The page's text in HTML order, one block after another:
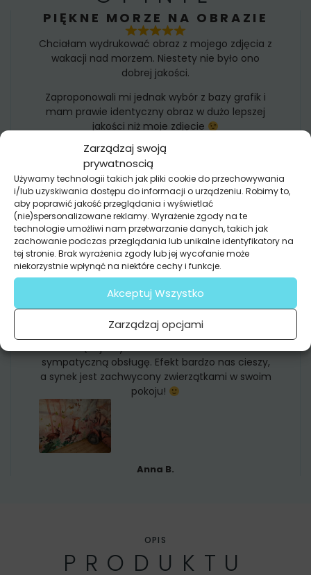
Zarządzaj swoją
prywatnoscią
Używamy technologii takich jak pliki cookie do przechowywania
i/lub uzyskiwania dostępu do informacji o urządzeniu. Robimy to,
aby poprawić jakość przeglądania i wyświetlać
(nie)spersonalizowane reklamy. Wyrażenie zgody na te
technologie umożliwi nam przetwarzanie danych, takich jak
zachowanie podczas przeglądania lub unikalne identyfikatory na
tej stronie. Brak wyrażenia zgody lub jej wycofanie może
niekorzystnie wpłynąć na niektóre cechy i funkcje.
Akceptuj Wszystko
Zarządzaj opcjami
PIĘKNE MORZE NA OBRAZIE
Chciałam wydrukować obraz z mojego zdjęcia z
wakacji nad morzem. Niestety nie było ono
dobrej jakości.
Zaproponowali mi jednak wybór z bazy grafik i
mam prawie identyczny obraz w dużo lepszej
jakości niż moje zdjęcie
FOTOTAPETA TO ŚWIETNE
ROZWIĄZANIE!
Mąż chciał tylko malować ściany. Ja chciałam
odmiany.
I mamy teraz piękny las w salonie
Fototapeta to był świetny pomysł!
PERFEKCYJNIE:)
Dziękujemy za fachowe doradztwo i
sympatyczną obsługę. Efekt bardzo nas cieszy,
a synek jest zachwycony zwierzątkami w swoim
pokoju!
Anna B.
OPIS
PRODUKTU